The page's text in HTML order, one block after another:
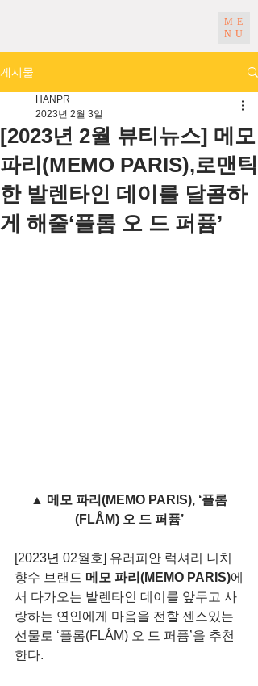
ME
NU
게시물
[2023년 2월 뷰티뉴스] 메모
파리(MEMO PARIS),로맨틱
한 발렌타인 데이를 달콤하
게 해줄‘플롬 오 드 퍼퓸’
HANPR
2023년 2월 3일
▲ 메모 파리(MEMO PARIS), ‘플롬
(FLÅM) 오 드 퍼퓸’
[2023년 02월호] 유러피안 럭셔리 니치
향수 브랜드 메모 파리(MEMO PARIS)에
서 다가오는 발렌타인 데이를 앞두고 사
랑하는 연인에게 마음을 전할 센스있는
선물로 ‘플롬(FLÅM) 오 드 퍼퓸’을 추천
한다.